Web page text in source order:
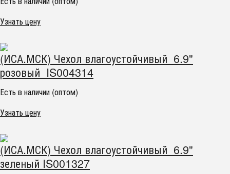
Узнать цену
(ИСА.МСК) Чехол влагоустойчивый 6.9"
розовый IS004314
Есть в наличии (оптом)
Узнать цену
(ИСА.МСК) Чехол влагоустойчивый 6.9"
зеленый IS001327